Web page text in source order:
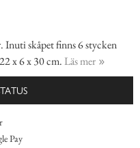
Inuti skåpet finns 6 stycken
x 6 x 30 cm. Läs mer
Pay